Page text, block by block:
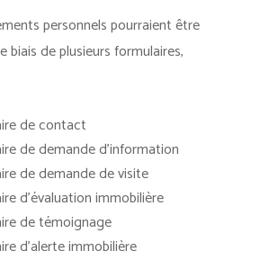
personnels pourraient être
biais de plusieurs formulaires,
de contact
de demande d’information
de demande de visite
d’évaluation immobilière
de témoignage
d’alerte immobilière